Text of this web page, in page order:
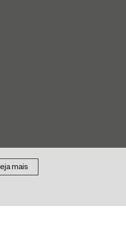
de 2026 Federal
da exigência das
mais